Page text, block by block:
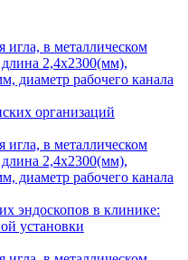
организаций
эндоскопов в клинике:
установки